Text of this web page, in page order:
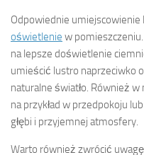
Odpowiednie
oświetlenie w
na lepsze doświetlenie
umieścić lustro naprzeciwko
naturalne światło. Również
na przykład w przedpokoju
głębi i przyjemnej atmosfery.
Warto również zwrócić